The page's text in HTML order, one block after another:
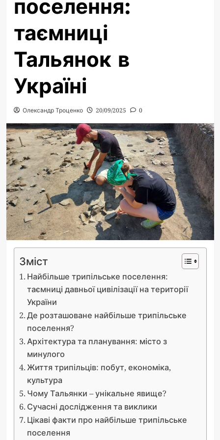
поселення:
таємниці
Тальянок в
Україні
Олександр Троценко 20/09/2025 0
Зміст
Найбільше трипільське поселення:
таємниці давньої цивілізації на території
України
Де розташоване найбільше трипільське
поселення?
Архітектура та планування: місто з
минулого
Життя трипільців: побут, економіка,
культура
Чому Тальянки – унікальне явище?
Сучасні дослідження та виклики
Цікаві факти про найбільше трипільське
поселення